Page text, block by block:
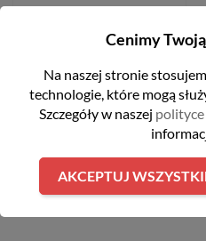
DO KOSZYKA
Cenimy
Na naszej stronie
technologie, które mogą
Szczegóły w naszej
AKCEPTUJ